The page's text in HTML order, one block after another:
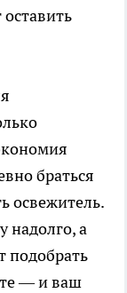
браться
освежитель.
надолго, а
подобрать
— и ваш